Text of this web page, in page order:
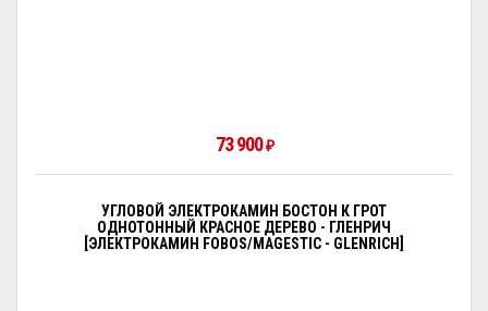
73 900₽
УГЛОВОЙ ЭЛЕКТРОКАМИН БОСТОН К ГРОТ
ОДНОТОННЫЙ КРАСНОЕ ДЕРЕВО - ГЛЕНРИЧ
[ЭЛЕКТРОКАМИН FOBOS/MAGESTIC - GLENRICH]